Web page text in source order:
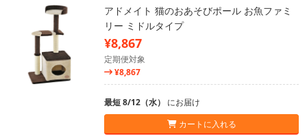
アドメイト 猫のおあそびポール お魚ファミ
リー ミドルタイプ
¥8,867
定期便対象
¥8,867
最短 8/12（水） にお届け
カートに入れる